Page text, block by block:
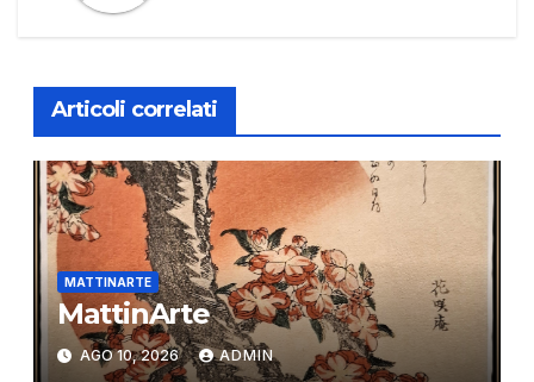
Articoli correlati
MATTINARTE
MattinArte
AGO 10, 2026 ADMIN